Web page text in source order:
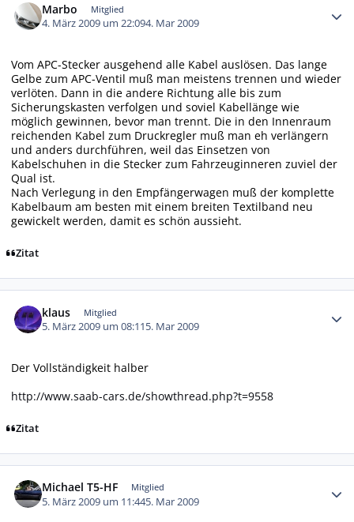
Marbo Mitglied
4. März 2009 um 22:094. Mar 2009
Vom APC-Stecker ausgehend alle Kabel auslösen. Das lange
Gelbe zum APC-Ventil muß man meistens trennen und wieder
verlöten. Dann in die andere Richtung alle bis zum
Sicherungskasten verfolgen und soviel Kabellänge wie
möglich gewinnen, bevor man trennt. Die in den Innenraum
reichenden Kabel zum Druckregler muß man eh verlängern
und anders durchführen, weil das Einsetzen von
Kabelschuhen in die Stecker zum Fahrzeuginneren zuviel der
Qual ist.
Nach Verlegung in den Empfängerwagen muß der komplette
Kabelbaum am besten mit einem breiten Textilband neu
gewickelt werden, damit es schön aussieht.
Zitat
klaus Mitglied
5. März 2009 um 08:115. Mar 2009
Der Vollständigkeit halber
http://www.saab-cars.de/showthread.php?t=9558
Zitat
Michael T5-HF Mitglied
5. März 2009 um 11:445. Mar 2009